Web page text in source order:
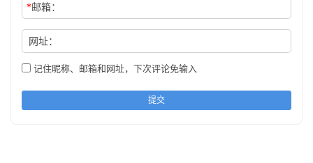
*邮箱：
网址：
记住昵称、邮箱和网址，下次评论免输入
提交